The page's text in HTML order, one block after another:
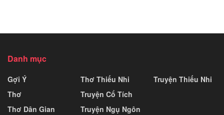
Danh mục
Gợi Ý
Thơ
Thơ Dân Gian
Thơ Thiếu Nhi
Truyện Cổ Tích
Truyện Ngụ Ngôn
Truyện Thiếu Nhi